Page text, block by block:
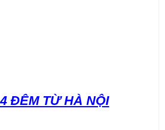
ĐÊM TỪ HÀ NỘI